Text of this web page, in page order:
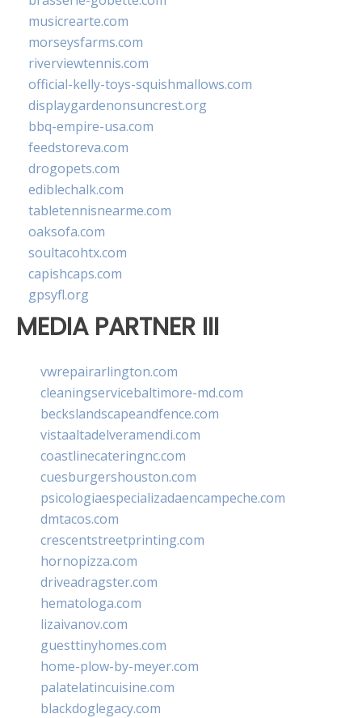
musicrearte.com
morseysfarms.com
riverviewtennis.com
official-kelly-toys-squishmallows.com
displaygardenonsuncrest.org
bbq-empire-usa.com
feedstoreva.com
drogopets.com
ediblechalk.com
tabletennisnearme.com
oaksofa.com
soultacohtx.com
capishcaps.com
gpsyfl.org
MEDIA PARTNER III
vwrepairarlington.com
cleaningservicebaltimore-md.com
beckslandscapeandfence.com
vistaaltadelveramendi.com
coastlinecateringnc.com
cuesburgershouston.com
psicologiaespecializadaencampeche.com
dmtacos.com
crescentstreetprinting.com
hornopizza.com
driveadragster.com
hematologa.com
lizaivanov.com
guesttinyhomes.com
home-plow-by-meyer.com
palatelatincuisine.com
blackdoglegacy.com